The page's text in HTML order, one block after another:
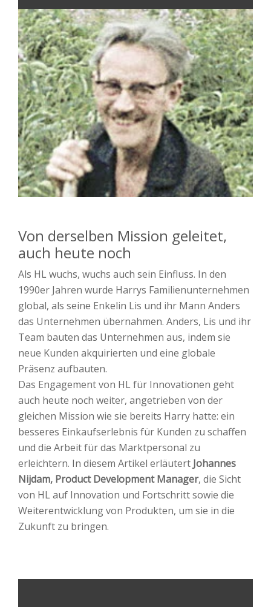
Von derselben Mission geleitet,
auch heute noch
Als HL wuchs, wuchs auch sein Einfluss. In den
1990er Jahren wurde Harrys Familienunternehmen
global, als seine Enkelin Lis und ihr Mann Anders
das Unternehmen übernahmen. Anders, Lis und ihr
Team bauten das Unternehmen aus, indem sie
neue Kunden akquirierten und eine globale
Präsenz aufbauten.
Das Engagement von HL für Innovationen geht
auch heute noch weiter, angetrieben von der
gleichen Mission wie sie bereits Harry hatte: ein
besseres Einkaufserlebnis für Kunden zu schaffen
und die Arbeit für das Marktpersonal zu
erleichtern. In diesem Artikel erläutert Johannes
Nijdam, Product Development Manager, die Sicht
von HL auf Innovation und Fortschritt sowie die
Weiterentwicklung von Produkten, um sie in die
Zukunft zu bringen.